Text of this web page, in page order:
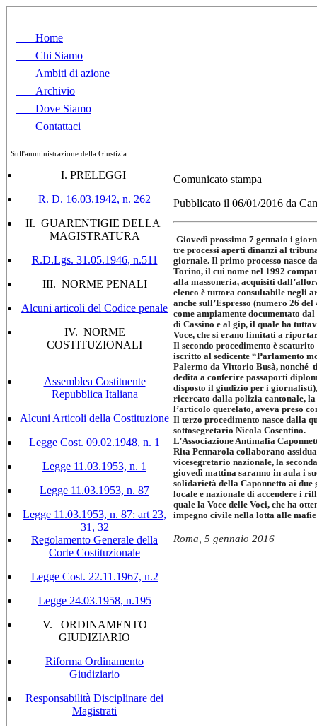
Home
Chi Siamo
Ambiti di azione
Archivio
Dove Siamo
Contattaci
Sull'amministrazione della Giustizia.
I. PRELEGGI
R. D. 16.03.1942, n. 262
II. GUARENTIGIE DELLA
MAGISTRATURA
R.D.Lgs. 31.05.1946, n.511
III. NORME PENALI
Alcuni articoli del Codice penale
IV. NORME
COSTITUZIONALI
Assemblea Costituente
Repubblica Italiana
Alcuni Articoli della Costituzione
Legge Cost. 09.02.1948, n. 1
Legge 11.03.1953, n. 1
Legge 11.03.1953, n. 87
Legge 11.03.1953, n. 87: art 23,
31, 32
Regolamento Generale della
Corte Costituzionale
Legge Cost. 22.11.1967, n.2
Legge 24.03.1958, n.195
V. ORDINAMENTO
GIUDIZIARIO
Riforma Ordinamento
Giudiziario
Responsabilità Disciplinare dei
Magistrati
Comunicato stampa
Pubblicato il 06/01/2016 da
Giovedì prossimo 7 gennaio i
tre processi aperti dinanzi al
giornale. Il primo processo nasce
Torino, il cui nome nel 1992
alla massoneria, acquisiti
elenco è tuttora consultabile negli
anche sull’Espresso (numero 26
come ampiamente documentato
di Cassino e al gip, il quale ha
Voce, che si erano limitati a
Il secondo procedimento è
iscritto al sedicente “Parlamento
Palermo da Vittorio Busà, nonché
dedita a conferire passaporti
disposto il giudizio per i
ricercato dalla polizia cantonale,
l’articolo querelato, aveva preso
Il terzo procedimento nasce dalla
sottosegretario Nicola Cosentino.
L’Associazione Antimafia
Rita Pennarola collaborano
vicesegretario nazionale, la
giovedì mattina saranno in aula i
solidarietà della Caponnetto ai
locale e nazionale di accendere i
quale la Voce delle Voci, che ha
impegno civile nella lotta alle
Roma, 5 gennaio 2016